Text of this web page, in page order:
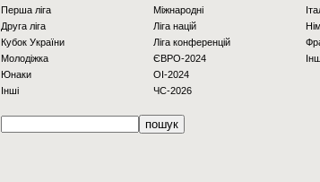
Перша ліга
Друга ліга
Кубок України
Молодіжка
Юнаки
Інші
Міжнародні
Ліга націй
Ліга конференцій
ЄВРО-2024
OI-2024
ЧС-2026